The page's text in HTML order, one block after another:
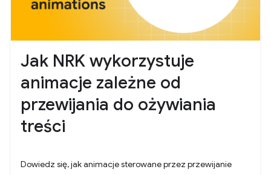
Jak NRK wykorzystuje
animacje zależne od
przewijania do ożywiania
treści
Dowiedz się, jak animacje sterowane przez przewijanie